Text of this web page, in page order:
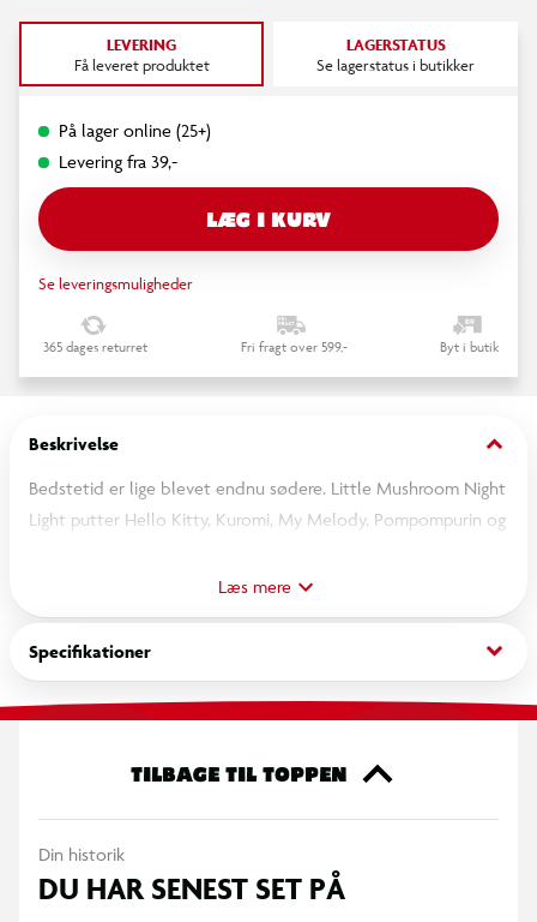
LEVERING
Få leveret produktet
LAGERSTATUS
Se lagerstatus i butikker
På lager online (25+)
Levering fra 39,-
LÆG I KURV
Se leveringsmuligheder
365 dages returret Fri fragt over 599,- Byt i butik
Beskrivelse keyboard_arrow_down
Bedstetid er lige blevet endnu sødere. Little Mushroom Night
Light putter Hello Kitty, Kuromi, My Melody, Pompompurin og
til hyggestunder før sengetid og udsender et blidt lys, der
glider jævnt mellem farver og skaber en beroligende
atmosfære til højtlæsning, aftenrutiner eller læsning sent om
aftenen. Hver figur har yndige pyjamas på og hviler i en rolig
stilling, hvilket gør lampen lige så dekorativ om dagen, som
gavevenlig detalje, der bringer Sanrio-sødme til sengeborde,
Funktioner
Figurer: Hello Kitty, Kuromi, My Melody, Pompompurin,
Læs mere
Specifikationer keyboard_arrow_down
TILBAGE TIL TOPPEN
Din historik
DU HAR SENEST SET PÅ